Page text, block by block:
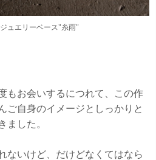
ュエリーベース"糸雨"
もお会いするにつれて、この作
ご自身のイメージとしっかりと
ました。
ないけど、だけどなくてはなら